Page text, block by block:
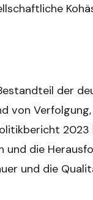
der
von
die
und die